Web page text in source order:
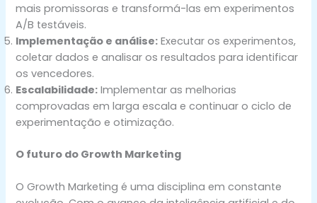
mais promissoras e transformá-las em experimentos
A/B testáveis.
Implementação e análise: Executar os experimentos,
coletar dados e analisar os resultados para identificar
os vencedores.
Escalabilidade: Implementar as melhorias
comprovadas em larga escala e continuar o ciclo de
experimentação e otimização.
O futuro do Growth Marketing
O Growth Marketing é uma disciplina em constante